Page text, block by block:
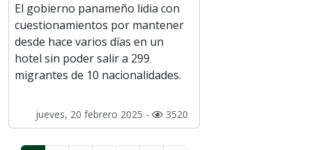
El gobierno panameño lidia con
cuestionamientos por mantener
desde hace varios días en un
hotel sin poder salir a 299
migrantes de 10 nacionalidades.
jueves, 20 febrero 2025 - 3520